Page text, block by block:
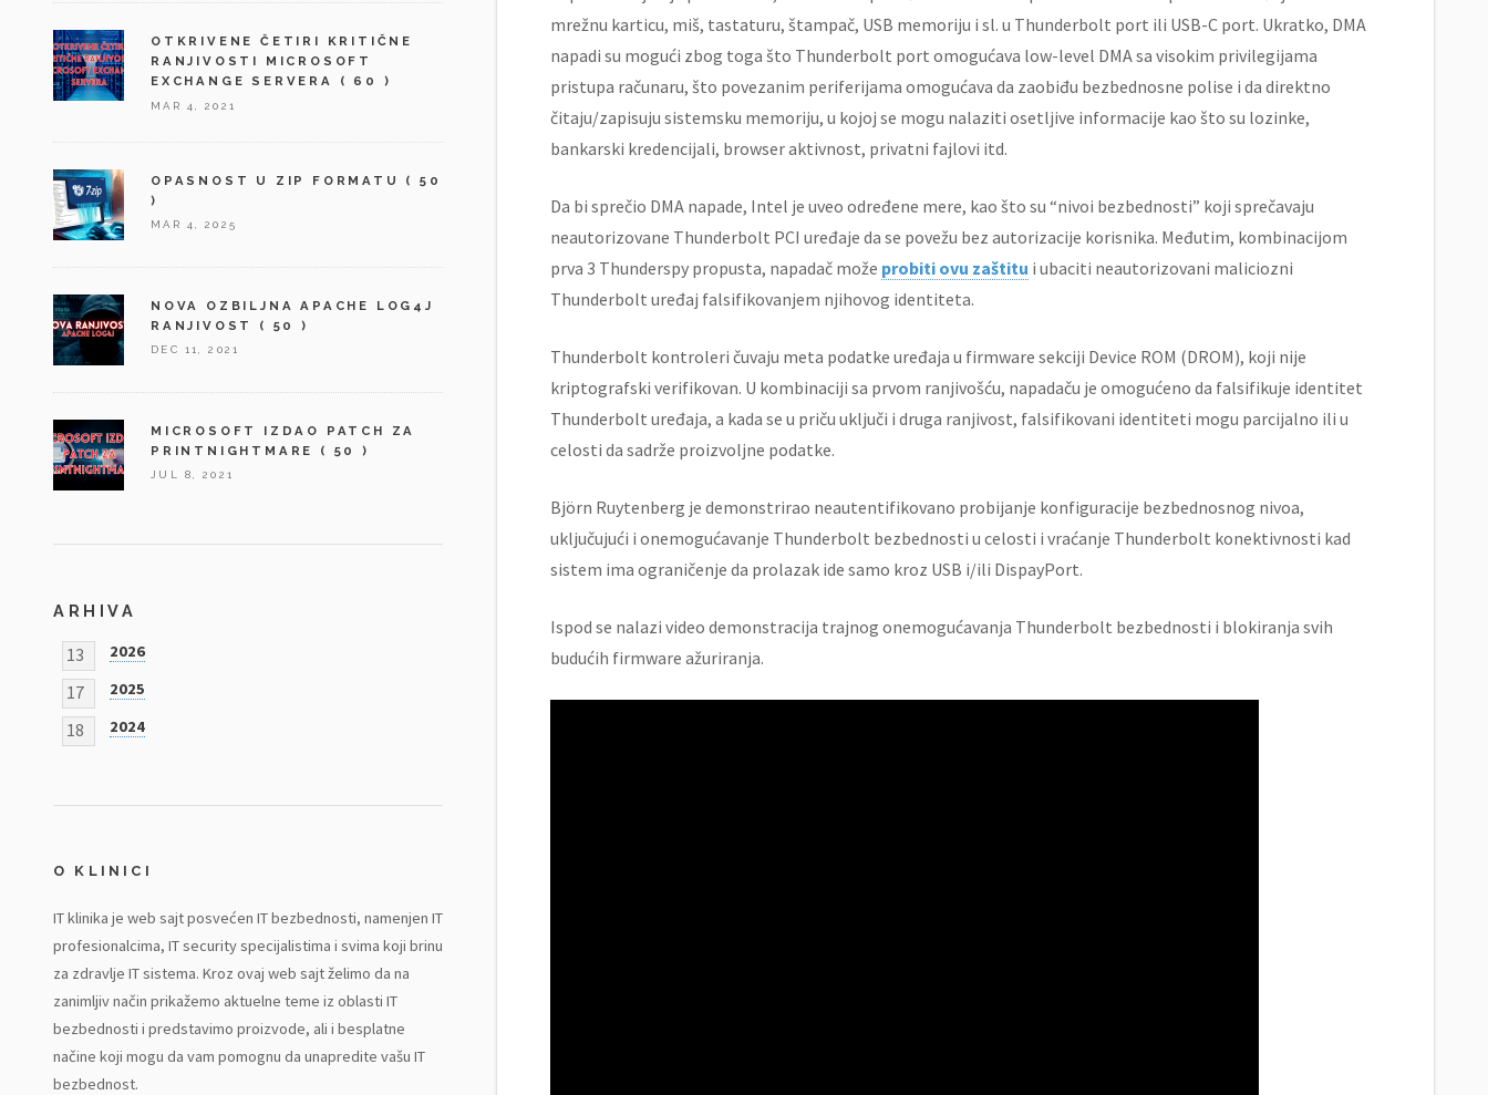
mrežnu karticu, miš, tastaturu, štampač, USB memoriju i sl. u Thunderbolt port ili USB-C port. Ukratko, DMA
napadi su mogući zbog toga što Thunderbolt port omogućava low-level DMA sa visokim privilegijama
pristupa računaru, što povezanim periferijama omogućava da zaobiđu bezbednosne polise i da direktno
čitaju/zapisuju sistemsku memoriju, u kojoj se mogu nalaziti osetljive informacije kao što su lozinke,
bankarski kredencijali, browser aktivnost, privatni fajlovi itd.
Da bi sprečio DMA napade, Intel je uveo određene mere, kao što su “nivoi bezbednosti” koji sprečavaju
neautorizovane Thunderbolt PCI uređaje da se povežu bez autorizacije korisnika. Međutim, kombinacijom
prva 3 Thunderspy propusta, napadač može probiti ovu zaštitu i ubaciti neautorizovani maliciozni
Thunderbolt uređaj falsifikovanjem njihovog identiteta.
Thunderbolt kontroleri čuvaju meta podatke uređaja u firmware sekciji Device ROM (DROM), koji nije
kriptografski verifikovan. U kombinaciji sa prvom ranjivošću, napadaču je omogućeno da falsifikuje identitet
Thunderbolt uređaja, a kada se u priču uključi i druga ranjivost, falsifikovani identiteti mogu parcijalno ili u
celosti da sadrže proizvoljne podatke.
Björn Ruytenberg je demonstrirao neautentifikovano probijanje konfiguracije bezbednosnog nivoa,
uključujući i onemogućavanje Thunderbolt bezbednosti u celosti i vraćanje Thunderbolt konektivnosti kad
sistem ima ograničenje da prolazak ide samo kroz USB i/ili DispayPort.
Ispod se nalazi video demonstracija trajnog onemogućavanja Thunderbolt bezbednosti i blokiranja svih
budućih firmware ažuriranja.
OTKRIVENE ČETIRI KRITIČNE
RANJIVOSTI MICROSOFT
EXCHANGE SERVERA
( 60 )
MAR 4, 2021
OPASNOST U ZIP FORMATU
( 50
)
MAR 4, 2025
NOVA OZBILJNA APACHE LOG4J
RANJIVOST
( 50 )
DEC 11, 2021
MICROSOFT IZDAO PATCH ZA
PRINTNIGHTMARE
( 50 )
JUL 8, 2021
ARHIVA
13 2026
17 2025
18 2024
O KLINICI
IT klinika je web sajt posvećen IT bezbednosti, namenjen IT
profesionalcima, IT security specijalistima i svima koji brinu
za zdravlje IT sistema. Kroz ovaj web sajt želimo da na
zanimljiv način prikažemo aktuelne teme iz oblasti IT
bezbednosti i predstavimo proizvode, ali i besplatne
načine koji mogu da vam pomognu da unapredite vašu IT
bezbednost.